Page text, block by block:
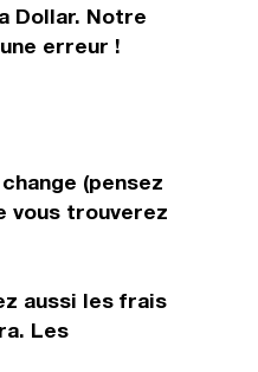
Dollar. Notre
erreur !
(pensez
vous trouverez
aussi les frais
Les